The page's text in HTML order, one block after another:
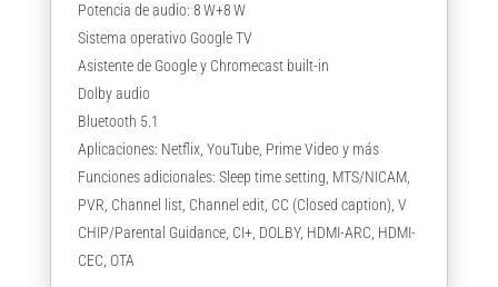
Potencia de audio: 8 W+8 W
Sistema operativo Google TV
Asistente de Google y Chromecast built-in
Dolby audio
Bluetooth 5.1
Aplicaciones: Netflix, YouTube, Prime Video y más
Funciones adicionales: Sleep time setting, MTS/NICAM,
PVR, Channel list, Channel edit, CC (Closed caption), V
CHIP/Parental Guidance, CI+, DOLBY, HDMI-ARC, HDMI-
CEC, OTA